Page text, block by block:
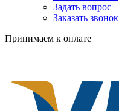
Задать вопрос
Заказать звонок
Принимаем к оплате